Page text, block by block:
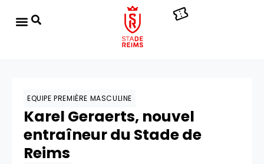
EQUIPE PREMIÈRE MASCULINE
Karel Geraerts, nouvel
entraîneur du Stade de
Reims